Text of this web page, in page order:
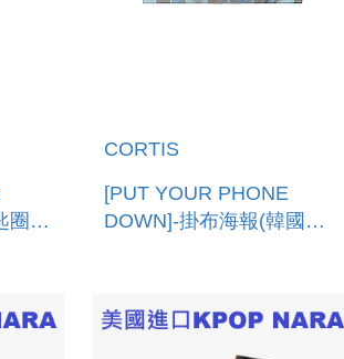
圈
CORTIS
[PUT YOUR PHONE
DOWN]-掛布海報(韓國進